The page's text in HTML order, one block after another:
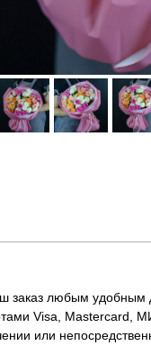
заказ любым удобным
Visa, Mastercard,
или